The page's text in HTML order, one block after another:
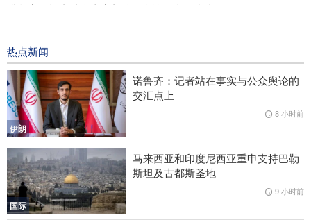
诺鲁齐：记者站在事实与公众舆论的交汇点上
马来西亚和印度尼西亚重申支持巴勒斯坦及古都斯圣地
美国参议员再次推动结束对伊朗的战争
《外交事务》：美国应离开西亚
阿拉格齐对邻国表示：是时候依靠自己和真正的兄弟情谊了
热点新闻
伊朗
诺鲁齐：记者站在事实与公众舆论的
交汇点上
8 小时前
国际
马来西亚和印度尼西亚重申支持巴勒
斯坦及古都斯圣地
9 小时前